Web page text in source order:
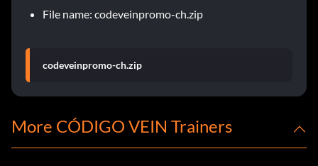
File name: codeveinpromo-ch.zip
codeveinpromo-ch.zip
More CÓDIGO VEIN Trainers